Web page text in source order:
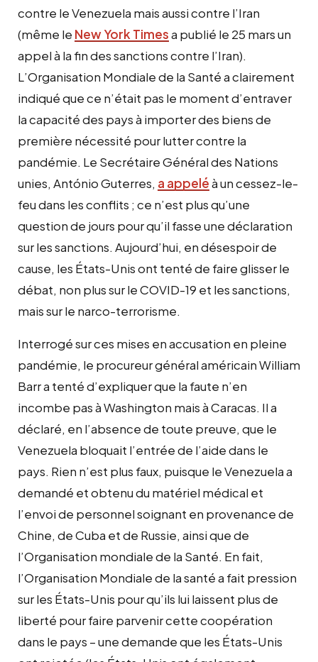
contre le Venezuela mais aussi contre l’Iran
(même le New York Timesa publié le 25 mars un
appel à la fin des sanctions contre l’Iran).
L’Organisation Mondiale de la Santé a clairement
indiqué que ce n’était pas le moment d’entraver
la capacité des pays à importer des biens de
première nécessité pour lutter contre la
pandémie. Le Secrétaire Général des Nations
unies, António Guterres, a appeléà un cessez-le-
feu dans les conflits ; ce n’est plus qu’une
question de jours pour qu’il fasse une déclaration
sur les sanctions. Aujourd’hui, en désespoir de
cause, les États-Unis ont tenté de faire glisser le
débat, non plus sur le COVID-19 et les sanctions,
mais sur le narco-terrorisme.
Interrogé sur ces mises en accusation en pleine
pandémie, le procureur général américain William
Barr a tenté d’expliquer que la faute n’en
incombe pas à Washington mais à Caracas. Il a
déclaré, en l’absence de toute preuve, que le
Venezuela bloquait l’entrée de l’aide dans le
pays. Rien n’est plus faux, puisque le Venezuela a
demandé et obtenu du matériel médical et
l’envoi de personnel soignant en provenance de
Chine, de Cuba et de Russie, ainsi que de
l’Organisation mondiale de la Santé. En fait,
l’Organisation Mondiale de la santé a fait pression
sur les États-Unis pour qu’ils lui laissent plus de
liberté pour faire parvenir cette coopération
dans le pays – une demande que les États-Unis